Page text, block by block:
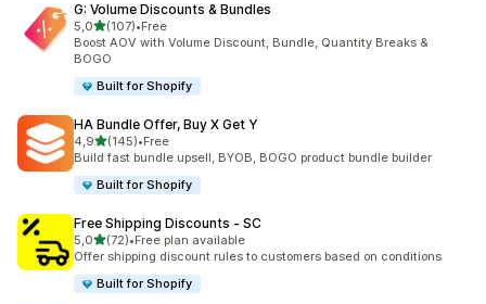
G: Volume Discounts & Bundles
5,0de 5 estrelas
(107)
107 total de avaliações
•Free
Boost AOV with Volume Discount, Bundle, Quantity Breaks &
BOGO
Built for Shopify
HA Bundle Offer, Buy X Get Y
4,9de 5 estrelas
(145)
145 total de avaliações
•Free
Build fast bundle upsell, BYOB, BOGO product bundle builder
Built for Shopify
Free Shipping Discounts ‑ SC
5,0de 5 estrelas
(72)
72 total de avaliações
•Free plan available
Offer shipping discount rules to customers based on conditions
Built for Shopify